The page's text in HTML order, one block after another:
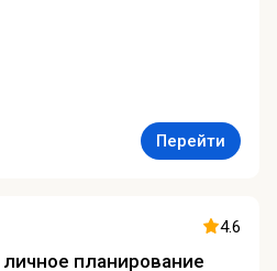
Перейти
4.6
планирование